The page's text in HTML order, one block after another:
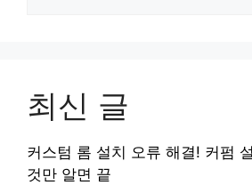
최신 글
커스텀 롬 설치 오류 해결! 커펌
것만 알면 끝